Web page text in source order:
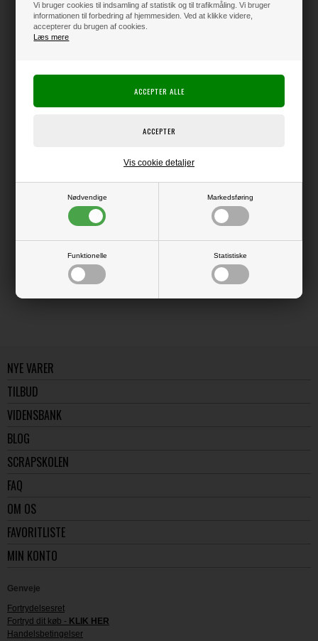
Vi bruger cookies til indsamling af statistik og til trafikmåling. Vi bruger
informationen til forbedring af hjemmesiden. Ved at klikke videre,
accepterer du brugen af cookies.
Læs mere
Nødvendige Markedsføring
Funktionelle Statistiske
Vis cookie detaljer
LÆS OG BLIV INSPIRERET
Læs flere artikler...
NYE VARER
TILBUD
VIDENSBANK
BLOG
SCRAPSKOLEN
FAQ
OM OS
FAVORITLISTE
MIN KONTO
Genveje
Fortrydelsesret
Fortryd dit køb - KLIK HER
Handelsbetingelser